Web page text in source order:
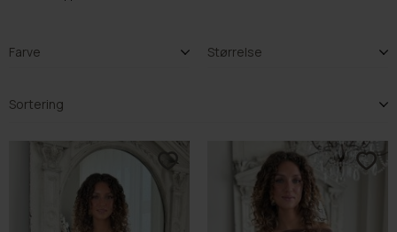
Farve Størrelse